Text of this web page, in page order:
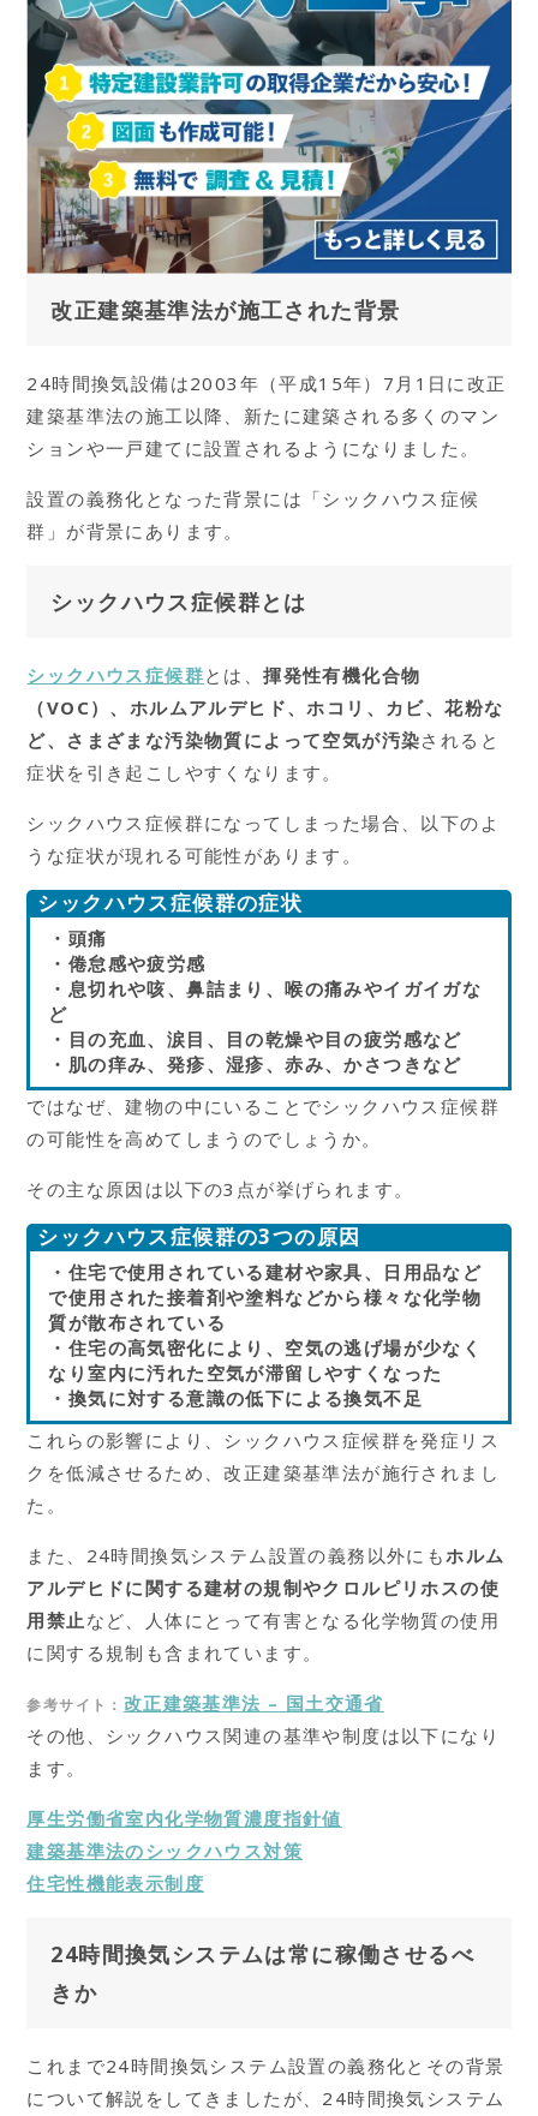
改正建築基準法が施工された背景
24時間換気設備は2003年（平成15年）7月1日に改正
建築基準法の施工以降、新たに建築される多くのマン
ションや一戸建てに設置されるようになりました。
設置の義務化となった背景には「シックハウス症候
群」が背景にあります。
シックハウス症候群とは
シックハウス症候群とは、揮発性有機化合物
（VOC）、ホルムアルデヒド、ホコリ、カビ、花粉な
ど、さまざまな汚染物質によって空気が汚染されると
症状を引き起こしやすくなります。
シックハウス症候群になってしまった場合、以下のよ
うな症状が現れる可能性があります。
シックハウス症候群の症状
・頭痛
・倦怠感や疲労感
・息切れや咳、鼻詰まり、喉の痛みやイガイガな
ど
・目の充血、涙目、目の乾燥や目の疲労感など
・肌の痒み、発疹、湿疹、赤み、かさつきなど
ではなぜ、建物の中にいることでシックハウス症候群
の可能性を高めてしまうのでしょうか。
その主な原因は以下の3点が挙げられます。
シックハウス症候群の3つの原因
・住宅で使用されている建材や家具、日用品など
で使用された接着剤や塗料などから様々な化学物
質が散布されている
・住宅の高気密化により、空気の逃げ場が少なく
なり室内に汚れた空気が滞留しやすくなった
・換気に対する意識の低下による換気不足
これらの影響により、シックハウス症候群を発症リス
クを低減させるため、改正建築基準法が施行されまし
た。
また、24時間換気システム設置の義務以外にもホルム
アルデヒドに関する建材の規制やクロルピリホスの使
用禁止 など、人体にとって有害となる化学物質の使用
に関する規制も含まれています。
参考サイト： 改正建築基準法 – 国土交通省
その他、シックハウス関連の基準や制度は以下になり
ます。
厚生労働省室内化学物質濃度指針値
建築基準法のシックハウス対策
住宅性機能表示制度
24時間換気システムは常に稼働させるべ
きか
これまで24時間換気システム設置の義務化とその背景
について解説をしてきましたが、24時間換気システム